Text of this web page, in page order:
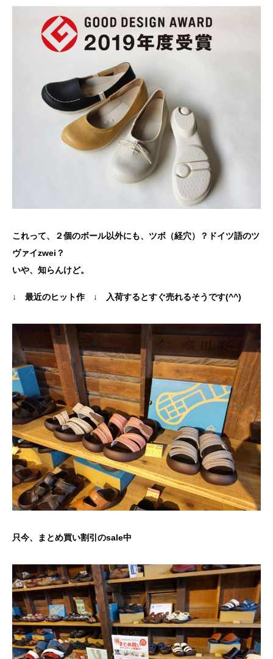
これって、２個のボール以外にも、ツボ（経穴）？ドイツ語のツ
ヴァイzwei？
いや、知らんけど。
↓ 最近のヒット作 ↓ 入荷するとすぐ売れるそうです(^^)
只今、まとめ買い割引のsale中